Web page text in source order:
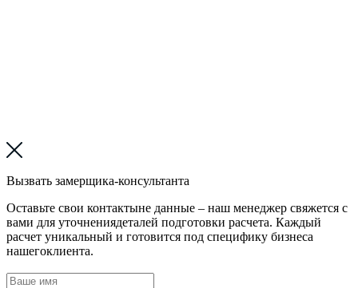
Вызвать замерщика-консультанта
Оставьте свои контактыне данные – наш менеджер свяжется с
вами для уточнениядеталей подготовки расчета. Каждый
расчет уникальный и готовится под специфику бизнеса
нашегоклиента.